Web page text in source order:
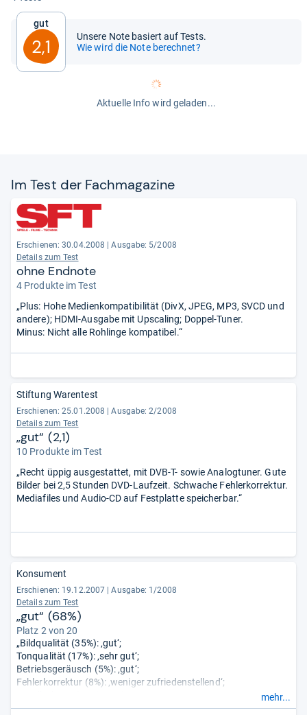
Gut
2,1
Unsere Note basiert auf Tests.
Wie wird die Note berechnet?
Aktuelle Info wird geladen...
Im Test der Fach­ma­ga­zine
Erschienen: 30.04.2008
Ausgabe: 5/2008
Details zum Test
ohne Endnote
4 Produkte im Test
„Plus: Hohe Medienkompatibilität (DivX, JPEG, MP3, SVCD und
andere); HDMI-Ausgabe mit Upscaling; Doppel-Tuner.
Minus: Nicht alle Rohlinge kompatibel.“
Stiftung Warentest
Erschienen: 25.01.2008
Ausgabe: 2/2008
Details zum Test
„gut“ (2,1)
10 Produkte im Test
„Recht üppig ausgestattet, mit DVB-T- sowie Analogtuner. Gute
Bilder bei 2,5 Stunden DVD-Laufzeit. Schwache Fehlerkorrektur.
Mediafiles und Audio-CD auf Festplatte speicherbar.“
Konsument
Erschienen: 19.12.2007
Ausgabe: 1/2008
Details zum Test
„gut“ (68%)
Platz 2 von 20
„Bildqualität (35%): ‚gut‘;
Tonqualität (17%): ‚sehr gut‘;
Betriebsgeräusch (5%): ‚gut‘;
Fehlerkorrektur (8%): ‚weniger zufriedenstellend‘;
Vielseitigkeit (10%): ‚gut‘;
mehr...